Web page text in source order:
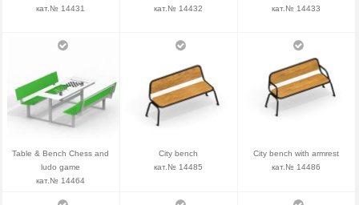
кат.№ 14431
кат.№ 14432
кат.№ 14433
Table & Bench Chess and
ludo game
кат.№ 14464
City bench
кат.№ 14485
City bench with armrest
кат.№ 14486